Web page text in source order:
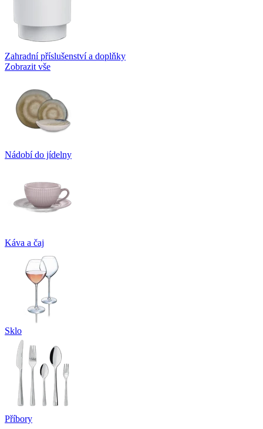
Zahradní příslušenství a doplňky
Zobrazit vše
Nádobí do jídelny
Káva a čaj
Sklo
Příbory